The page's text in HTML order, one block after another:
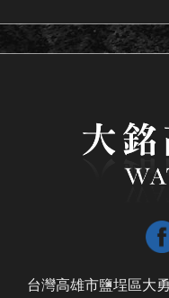
台灣高雄市鹽埕區大